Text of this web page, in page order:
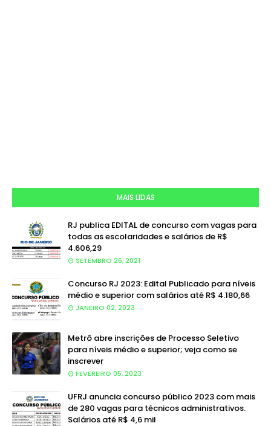
MAIS LIDAS
RJ publica EDITAL de concurso com vagas para
todas as escolaridades e salários de R$
4.606,29
SETEMBRO 26, 2021
Concurso RJ 2023: Edital Publicado para níveis
médio e superior com salários até R$ 4.180,66
JANEIRO 02, 2023
Metrô abre inscrições de Processo Seletivo
para níveis médio e superior; veja como se
inscrever
FEVEREIRO 05, 2023
UFRJ anuncia concurso público 2023 com mais
de 280 vagas para técnicos administrativos.
Salários até R$ 4,6 mil